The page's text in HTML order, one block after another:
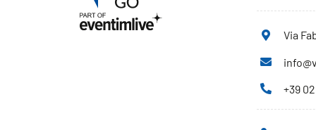
Via
+39